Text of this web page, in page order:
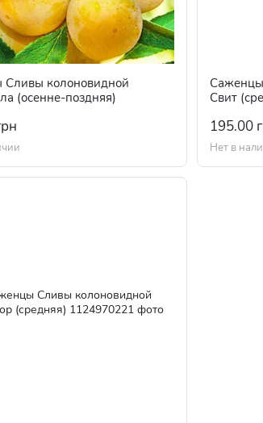
колоновидной
(осенне-поздняя)
Свит
195.00
Нет в